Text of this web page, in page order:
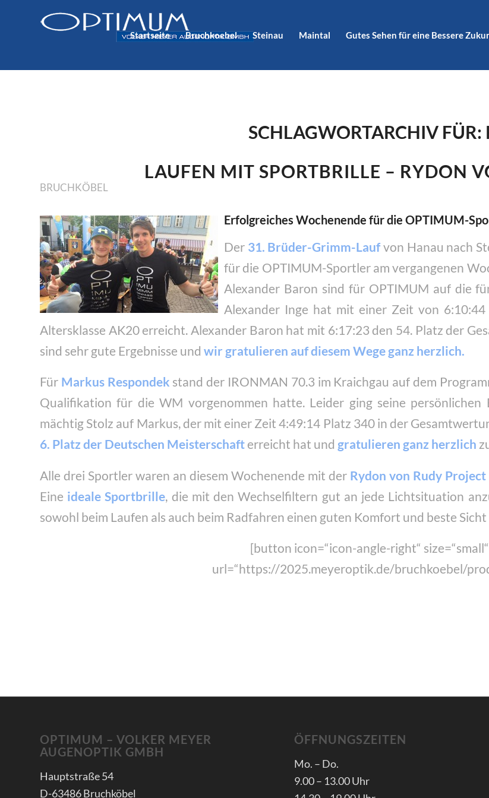
Startseite Bruchkoebel Steinau Maintal Gutes Sehen für eine Bessere
SCHLAGWORTARCHIV FÜR:
LAUFEN MIT SPORTBRILLE – RYDON
BRUCHKÖBEL
Erfolgreiches Wochenende für die OPTIMUM-
Der 31. Brüder-Grimm-Lauf von Hanau nach
für die OPTIMUM-Sportler am vergangenen
Alexander Baron sind für OPTIMUM auf die
Alexander Inge hat mit einer Zeit von
Altersklasse AK20 erreicht. Alexander Baron hat mit 6:17:23 den 54. Platz der
sind sehr gute Ergebnisse und wir gratulieren auf diesem Wege ganz herzlich.
Für Markus Respondek stand der IRONMAN 70.3 im Kraichgau auf dem
Qualifikation für die WM vorgenommen hatte. Leider ging seine
mächtig Stolz auf Markus, der mit einer Zeit 4:49:14 Platz 340 in der
6. Platz der Deutschen Meisterschaft erreicht hat und gratulieren ganz herzlich
Alle drei Sportler waren an diesem Wochenende mit der Rydon von Rudy Project
Eine ideale Sportbrille, die mit den Wechselfiltern gut an jede Lichtsituation
sowohl beim Laufen als auch beim Radfahren einen guten Komfort und beste
[button icon=“icon-angle-right“
url=“https://2025.meyeroptik.de/bruchkoebel/
OPTIMUM – VOLKER MEYER
AUGENOPTIK GMBH
Hauptstraße 54
D-63486 Bruchköbel
ÖFFNUNGSZEITEN
Mo. – Do.
9.00 – 13.00 Uhr